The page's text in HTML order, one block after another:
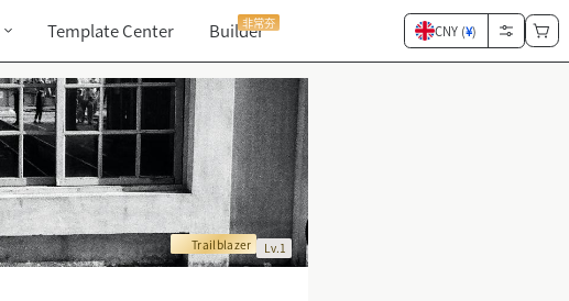
Template Center Builder
非常夯 CNY (¥)
Trailblazer Lv.1